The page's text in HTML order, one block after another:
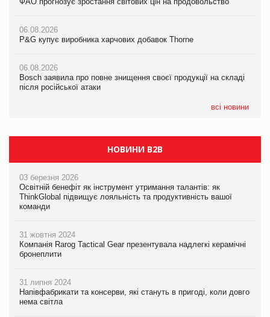
06.08.2026
P&G купує виробника харчових добавок Thorne
06.08.2026
Bosch заявила про повне знищення своєї продукції на складі
після російської атаки
всі новини
новинки від ТМ ТОКЕРИ
Сергій Лісунов про заморожені хлібобулочні вироби на
06.08.2026
P&G купує виробника харчових добавок Thorne
06.08.2026
Bosch заявила про повне знищення своєї продукції на складі
після російської атаки
НОВИНИ B2B
03 березня 2026
Освітній бенефіт як інструмент утримання талантів: як
ThinkGlobal підвищує лояльність та продуктивність вашої
команди
31 жовтня 2024
Компанія Rarog Tactical Gear презентувала надлегкі керамічні
бронеплити
31 липня 2024
Напівфабрикати та консерви, які стануть в пригоді, коли довго
нема світла